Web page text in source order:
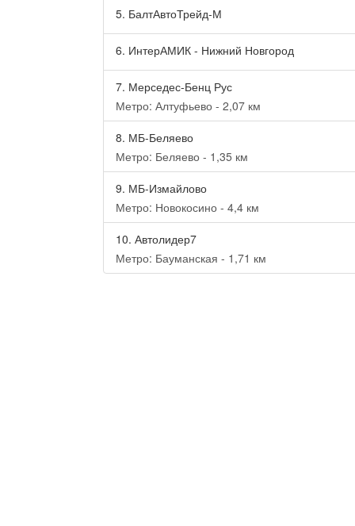
5. БалтАвтоТрейд-М
6. ИнтерАМИК - Нижний Новгород
7. Мерседес-Бенц Рус
Метро: Алтуфьево - 2,07 км
8. МБ-Беляево
Метро: Беляево - 1,35 км
9. МБ-Измайлово
Метро: Новокосино - 4,4 км
10. Автолидер7
Метро: Бауманская - 1,71 км